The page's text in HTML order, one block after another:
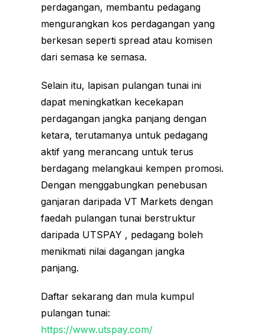
perdagangan, membantu pedagang
mengurangkan kos perdagangan yang
berkesan seperti spread atau komisen
dari semasa ke semasa.
Selain itu, lapisan pulangan tunai ini
dapat meningkatkan kecekapan
perdagangan jangka panjang dengan
ketara, terutamanya untuk pedagang
aktif yang merancang untuk terus
berdagang melangkaui kempen promosi.
Dengan menggabungkan penebusan
ganjaran daripada VT Markets dengan
faedah pulangan tunai berstruktur
daripada UTSPAY , pedagang boleh
menikmati nilai dagangan jangka
panjang.
Daftar sekarang dan mula kumpul
pulangan tunai:
https://www.utspay.com/